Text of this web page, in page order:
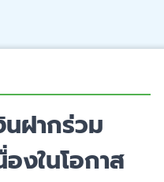
ฝากร่วม
งในโอกาส